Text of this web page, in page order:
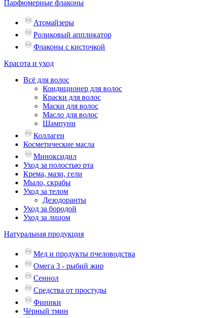
Парфюмерные флаконы
Атомайзеры
Роликовый аппликатор
Флаконы с кисточкой
Красота и уход
Всё для волос
Кондиционер для волос
Краски для волос
Маски для волос
Масло для волос
Шампуни
Коллаген
Косметические масла
Миноксидил
Уход за полостью рта
Крема, мази, гели
Мыло, скрабы
Уход за телом
Дезодоранты
Уход за бородой
Уход за лицом
Натуральная продукция
Мед и продукты пчеловодства
Омега 3 - рыбий жир
Сеннол
Средства от простуды
Финики
Чёрный тмин